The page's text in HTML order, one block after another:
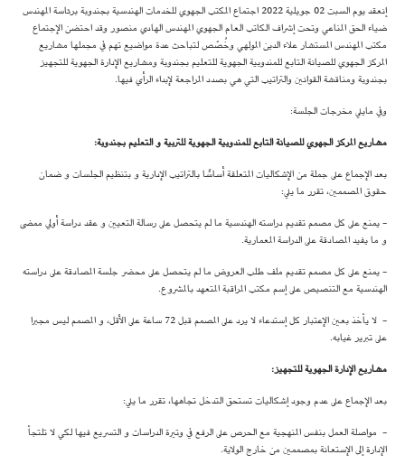
إنعقد يوم السبت 02 جويلية 2022 اجتماع المكتب الجهوي للخدمات الهندسية بجندوبة برئاسة المهندس
ضياء الحق المناعي وتحت إشراف الكاتب العام الجهوي المهندس الهادي منصور وقد احتضن الإجتماع
مكتب المهندس المستشار علاء الدين المولهي وخُصّص لتباحث عدة مواضيع تهم في مجملها مشاريع
المركز الجهوي للصيانة التابع للمندوبية الجهوية للتعليم بجندوبة ومشاريع الإدارة الجهوية للتجهيز
بجندوبة ومناقشة القوانين والتراتيب التي هي بصدد المراجعة لإبداء الرأي فيها.
وفي مايلي مخرجات الجلسة:
مشاريع المركز الجهوي للصيانة التابع للمندوبية الجهوية للتربية و التعليم بجندوبة:
بعد الإجماع على جملة من الإشكاليات المتعلقة أساسًا بالتراتيب الإدارية و بتنظيم الجلسات و ضمان
حقوق المصممين، تقرر ما يلي:
- يمنع على كل مصمم تقديم دراسته الهندسية ما لم يتحصل على رسالة التعيين و عقد دراسة أولي ممضى
و ما يفيد المصادقة على الدراسة المعمارية.
- يمنع على كل مصمم تقديم ملف طلب العروض ما لم يتحصل على محضر جلسة المصادقة على دراسته
الهندسية مع التنصيص على إسم مكتب المراقبة المتعهد بالمشروع.
- لا يأخذ بعين الإعتبار كل إستدعاء لا يرد على المصمم قبل 72 ساعة على الأقل، و المصمم ليس مجبرا
على تبرير غيابه.
مشاريع الإدارة الجهوية للتجهيز:
بعد الإجماع على عدم وجود إشكاليات تستحق التدخل تجاهها، تقرر ما يلي:
- مواصلة العمل بنفس المنهجية مع الحرص على الرفع في وتيرة الدراسات و التسريع فيها لكي لا تلتجأ
الإدارة إلى الإستعانة بمصممين من خارج الولاية.